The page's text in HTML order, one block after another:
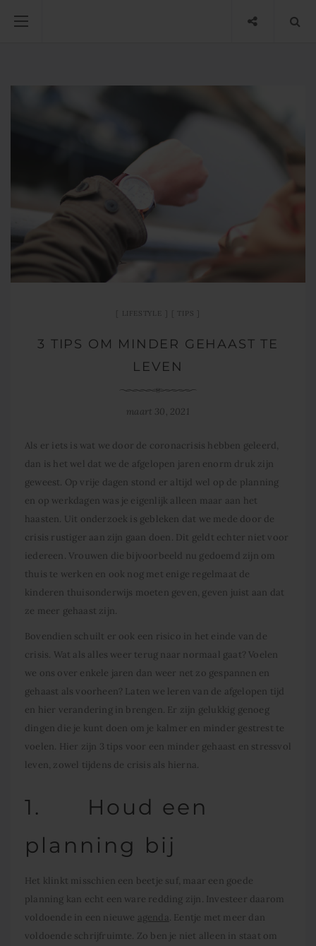
LIFESTYLE TIPS
3 TIPS OM MINDER GEHAAST TE
LEVEN
maart 30, 2021
Als er iets is wat we door de coronacrisis hebben geleerd,
dan is het wel dat we de afgelopen jaren enorm druk zijn
geweest. Op vrije dagen stond er altijd wel op de planning
en op werkdagen was je eigenlijk alleen maar aan het
haasten. Uit onderzoek is gebleken dat we mede door de
crisis rustiger aan zijn gaan doen. Dit geldt echter niet voor
iedereen. Vrouwen die bijvoorbeeld nu gedoemd zijn om
thuis te werken en ook nog met enige regelmaat de
kinderen thuisonderwijs moeten geven, geven juist aan dat
ze meer gehaast zijn.
Bovendien schuilt er ook een risico in het einde van de
crisis. Wat als alles weer terug naar normaal gaat? Voelen
we ons over enkele jaren dan weer net zo gespannen en
gehaast als voorheen? Laten we leren van de afgelopen tijd
en hier verandering in brengen. Er zijn gelukkig genoeg
dingen die je kunt doen om je kalmer en minder gestrest te
voelen. Hier zijn 3 tips voor een minder gehaast en stressvol
leven, zowel tijdens de crisis als hierna.
1. Houd een
planning bij
Het klinkt misschien een beetje suf, maar een goede
planning kan echt een ware redding zijn. Investeer daarom
voldoende in een nieuwe agenda. Eentje met meer dan
voldoende schrijfruimte. Zo ben je niet alleen in staat om